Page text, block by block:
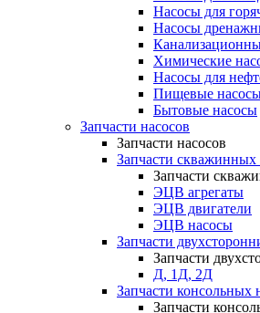
Насосы для
Насосы
Химические
Насосы для
Пищевые
Бытовые насосы
Запчасти насосов
Запчасти насосов
Запчасти скважинных
Запчасти
ЭЦВ агрегаты
ЭЦВ двигатели
ЭЦВ насосы
Запчасти
Запчасти
Д, 1Д, 2Д
Запчасти консольных
Запчасти